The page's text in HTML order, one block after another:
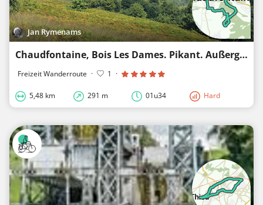
Jan Rymenams
Chaudfontaine, Bois Les Dames. Pikant. Außergewöhnlich schön.
Freizeit Wanderroute · 1 ·
5,48 km 291 m 01u34 Hard